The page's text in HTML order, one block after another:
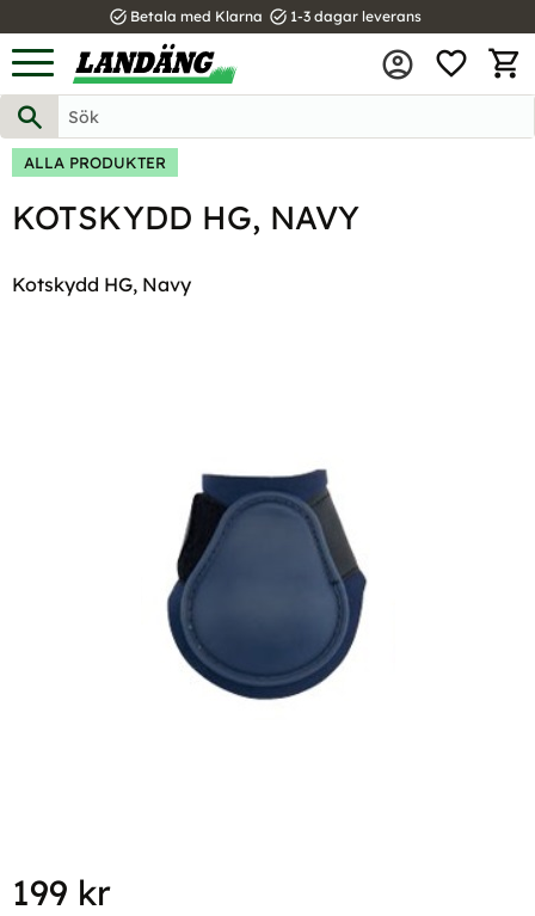
Meny
task_alt Betala med Klarna task_alt 1-3 dagar leverans
ALLA PRODUKTER
KOTSKYDD HG, NAVY
Kotskydd HG, Navy
199 kr